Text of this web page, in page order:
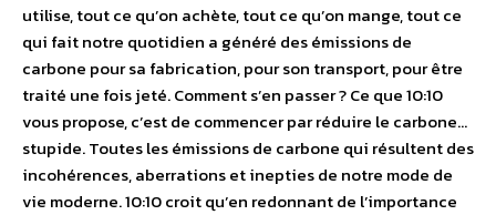
utilise, tout ce qu’on achète, tout ce qu’on mange, tout ce
qui fait notre quotidien a généré des émissions de
carbone pour sa fabrication, pour son transport, pour être
traité une fois jeté. Comment s’en passer ? Ce que 10:10
vous propose, c’est de commencer par réduire le carbone…
stupide. Toutes les émissions de carbone qui résultent des
incohérences, aberrations et inepties de notre mode de
vie moderne. 10:10 croit qu’en redonnant de l’importance